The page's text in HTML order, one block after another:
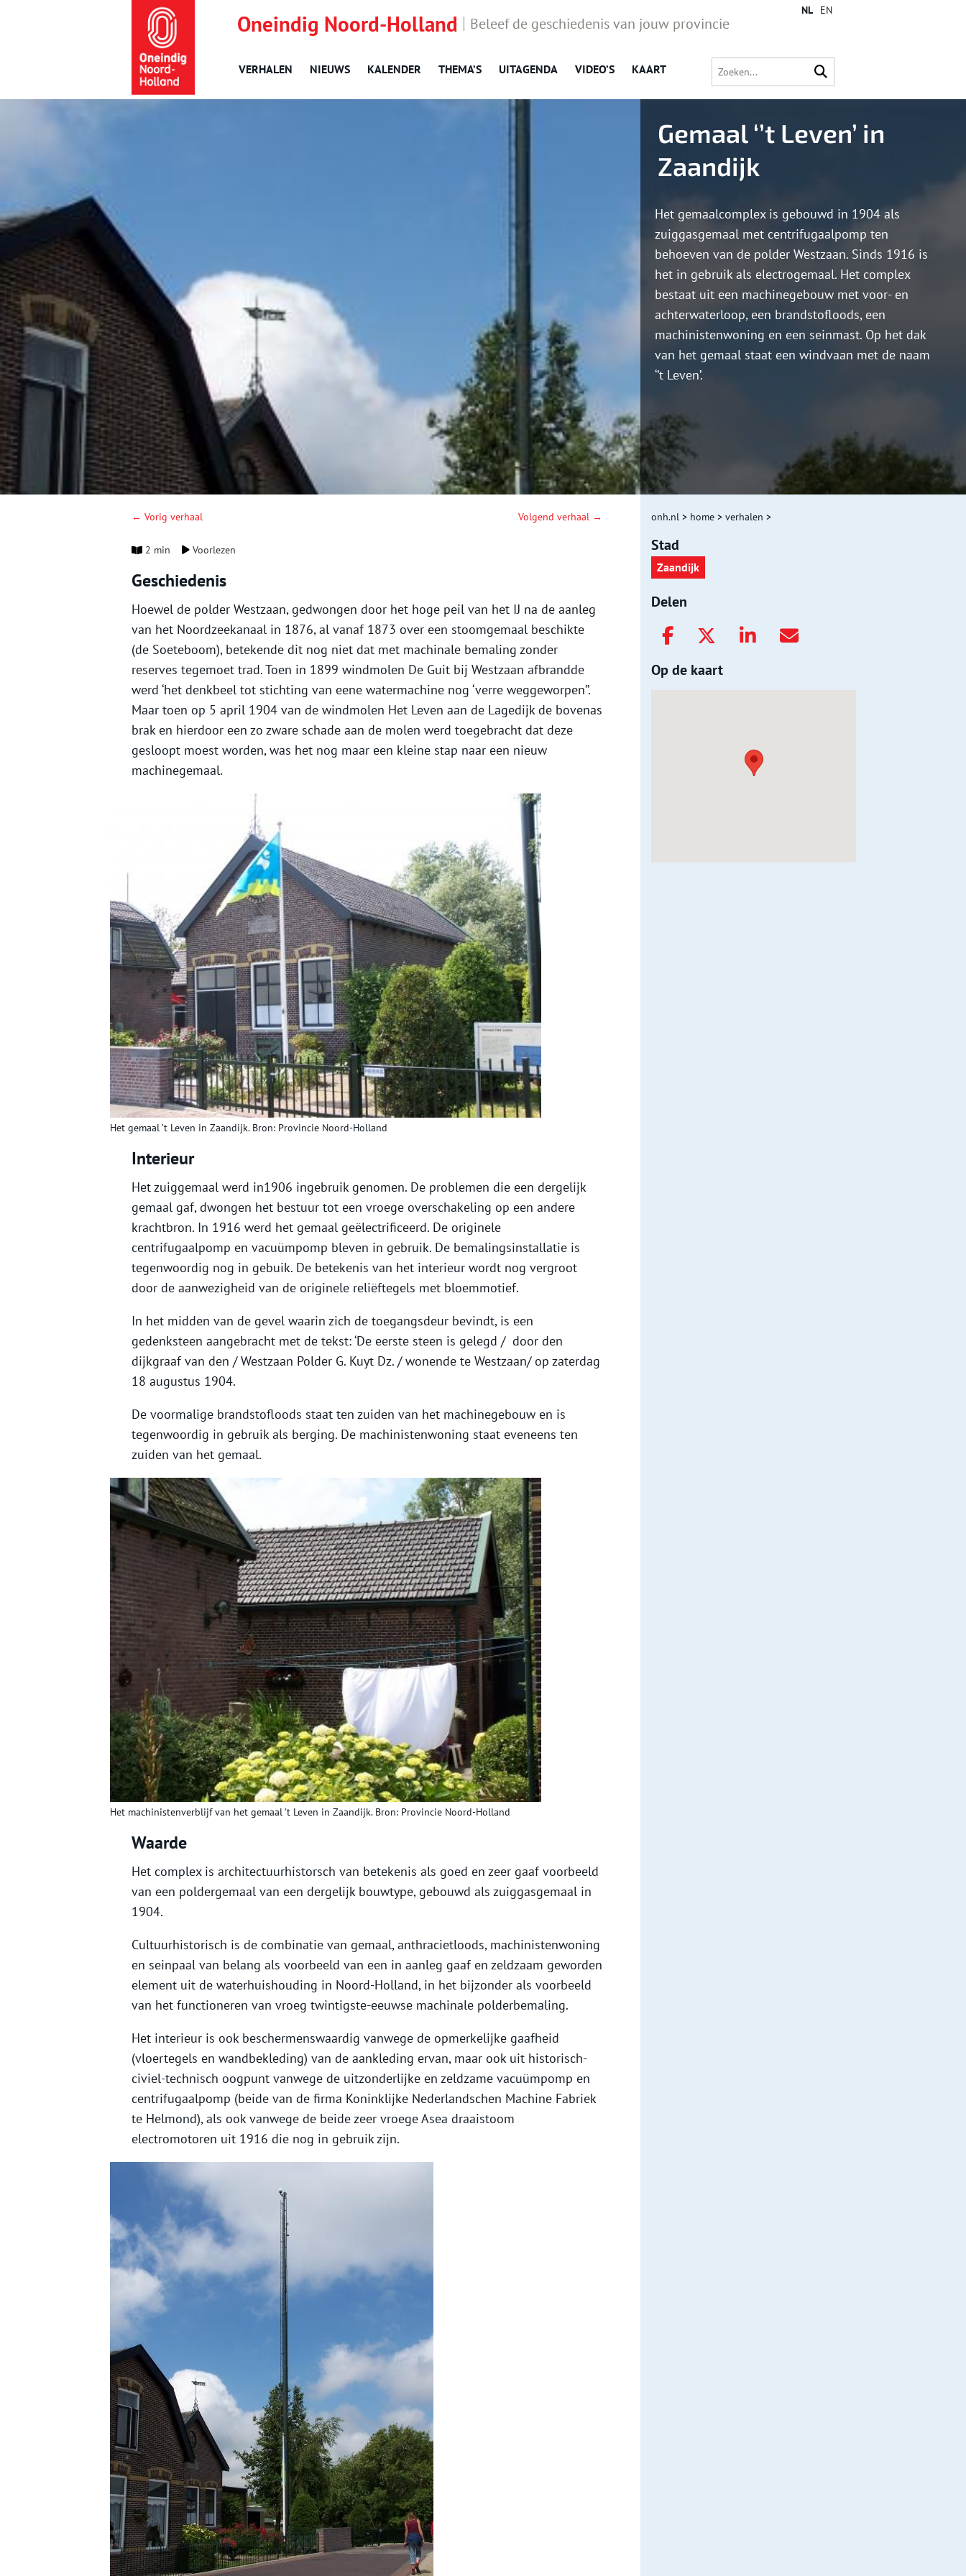
Oneindig Noord-Holland Beleef de geschiedenis van jouw provincie
VERHALEN NIEUWS KALENDER THEMA’S UITAGENDA VIDEO’S KAART
NL EN
Gemaal ‘’t Leven’ in
Zaandijk
Het gemaalcomplex is gebouwd in 1904 als
zuiggasgemaal met centrifugaalpomp ten
behoeven van de polder Westzaan. Sinds 1916 is
het in gebruik als electrogemaal. Het complex
bestaat uit een machinegebouw met voor- en
achterwaterloop, een brandstofloods, een
machinistenwoning en een seinmast. Op het dak
van het gemaal staat een windvaan met de naam
‘’t Leven’.
← Vorig verhaal Volgend verhaal →
2 min Voorlezen
Geschiedenis
Hoewel de polder Westzaan, gedwongen door het hoge peil van het IJ na de aanleg
van het Noordzeekanaal in 1876, al vanaf 1873 over een stoomgemaal beschikte
(de Soeteboom), betekende dit nog niet dat met machinale bemaling zonder
reserves tegemoet trad. Toen in 1899 windmolen De Guit bij Westzaan afbrandde
werd ‘het denkbeel tot stichting van eene watermachine nog ‘verre weggeworpen’’.
Maar toen op 5 april 1904 van de windmolen Het Leven aan de Lagedijk de bovenas
brak en hierdoor een zo zware schade aan de molen werd toegebracht dat deze
gesloopt moest worden, was het nog maar een kleine stap naar een nieuw
machinegemaal.
Het gemaal ’t Leven in Zaandijk. Bron: Provincie Noord-Holland
Interieur
Het zuiggemaal werd in1906 ingebruik genomen. De problemen die een dergelijk
gemaal gaf, dwongen het bestuur tot een vroege overschakeling op een andere
krachtbron. In 1916 werd het gemaal geëlectrificeerd. De originele
centrifugaalpomp en vacuümpomp bleven in gebruik. De bemalingsinstallatie is
tegenwoordig nog in gebuik. De betekenis van het interieur wordt nog vergroot
door de aanwezigheid van de originele reliëftegels met bloemmotief.
In het midden van de gevel waarin zich de toegangsdeur bevindt, is een
gedenksteen aangebracht met de tekst: ‘De eerste steen is gelegd / door den
dijkgraaf van den / Westzaan Polder G. Kuyt Dz. / wonende te Westzaan/ op zaterdag
18 augustus 1904.
De voormalige brandstofloods staat ten zuiden van het machinegebouw en is
tegenwoordig in gebruik als berging. De machinistenwoning staat eveneens ten
zuiden van het gemaal.
Het machinistenverblijf van het gemaal ’t Leven in Zaandijk. Bron: Provincie Noord-Holland
Waarde
Het complex is architectuurhistorsch van betekenis als goed en zeer gaaf voorbeeld
van een poldergemaal van een dergelijk bouwtype, gebouwd als zuiggasgemaal in
1904.
Cultuurhistorisch is de combinatie van gemaal, anthracietloods, machinistenwoning
en seinpaal van belang als voorbeeld van een in aanleg gaaf en zeldzaam geworden
element uit de waterhuishouding in Noord-Holland, in het bijzonder als voorbeeld
van het functioneren van vroeg twintigste-eeuwse machinale polderbemaling.
Het interieur is ook beschermenswaardig vanwege de opmerkelijke gaafheid
(vloertegels en wandbekleding) van de aankleding ervan, maar ook uit historisch-
civiel-technisch oogpunt vanwege de uitzonderlijke en zeldzame vacuümpomp en
centrifugaalpomp (beide van de firma Koninklijke Nederlandschen Machine Fabriek
te Helmond), als ook vanwege de beide zeer vroege Asea draaistoom
electromotoren uit 1916 die nog in gebruik zijn.
onh.nl > home > verhalen >
Stad
Zaandijk
Delen
Op de kaart